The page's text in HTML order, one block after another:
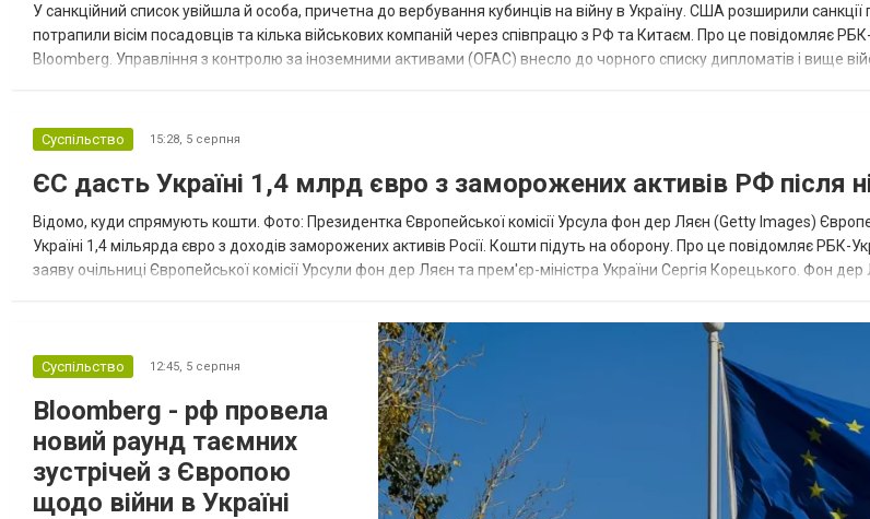
У санкційний список увійшла й особа, причетна до вербування кубинців на війну в Україну. США розширили
потрапили вісім посадовців та кілька військових компаній через співпрацю з РФ та Китаєм. Про це повідомляє
Bloomberg. Управління з контролю за іноземними активами (OFAC) внесло до чорного списку дипломатів і вище
Суспільство 15:28, 5 серпня
ЄС дасть Україні 1,4 млрд євро з заморожених активів РФ після
Відомо, куди спрямують кошти. Фото: Президентка Європейської комісії Урсула фон дер Ляєн (Getty Images)
Україні 1,4 мільярда євро з доходів заморожених активів Росії. Кошти підуть на оборону. Про це повідомляє РБК-
заяву очільниці Європейської комісії Урсули фон дер Ляєн та прем'єр-міністра України Сергія Корецького. Фон
Суспільство 12:45, 5 серпня
Bloomberg - рф провела
новий раунд таємних
зустрічей з Європою
щодо війни в Україні